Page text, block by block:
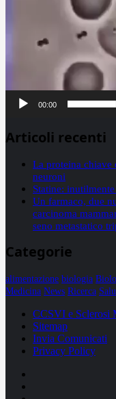
00:00
Articoli recenti
La proteina chiave
neuroni
Statine:
Un farmaco, due
carcinoma
seno metastatico
Categorie
alimentazione biologia
Medicina News Ricerca
CCSVI e Sclerosi
Sitemap
Invia Comunicati
Privacy Policy